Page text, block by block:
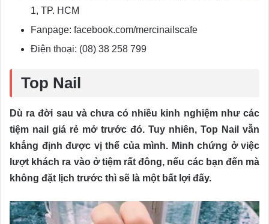
1, TP. HCM
Fanpage: facebook.com/mercinailscafe
Điện thoại: (08) 38 258 799
Top Nail
Dù ra đời sau và chưa có nhiều kinh nghiệm như các
tiệm nail giá rẻ mở trước đó. Tuy nhiên, Top Nail vẫn
khẳng định được vị thế của mình. Minh chứng ở việc
lượt khách ra vào ở tiệm rất đông, nếu các bạn đến mà
không đặt lịch trước thì sẽ là một bất lợi đấy.